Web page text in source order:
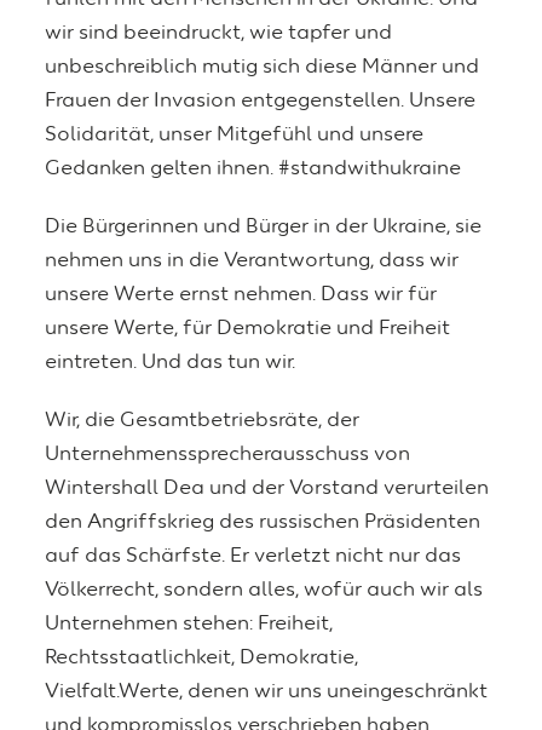
wir sind beeindruckt, wie tapfer und
unbeschreiblich mutig sich diese Männer und
Frauen der Invasion entgegenstellen. Unsere
Solidarität, unser Mitgefühl und unsere
Gedanken gelten ihnen. #standwithukraine
Die Bürgerinnen und Bürger in der Ukraine, sie
nehmen uns in die Verantwortung, dass wir
unsere Werte ernst nehmen. Dass wir für
unsere Werte, für Demokratie und Freiheit
eintreten. Und das tun wir.
Wir, die Gesamtbetriebsräte, der
Unternehmenssprecherausschuss von
Wintershall Dea und der Vorstand verurteilen
den Angriffskrieg des russischen Präsidenten
auf das Schärfste. Er verletzt nicht nur das
Völkerrecht, sondern alles, wofür auch wir als
Unternehmen stehen: Freiheit,
Rechtsstaatlichkeit, Demokratie,
Vielfalt.Werte, denen wir uns uneingeschränkt